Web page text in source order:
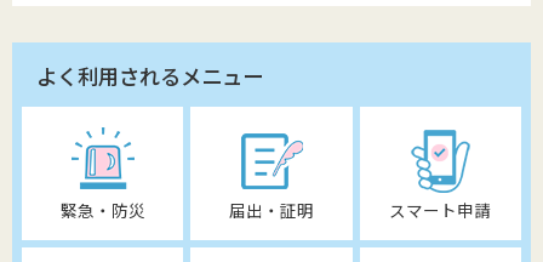
よく利用されるメニュー
緊急・防災 届出・証明 スマート申請